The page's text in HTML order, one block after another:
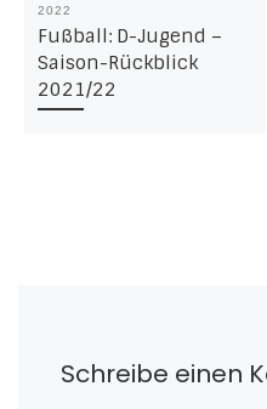
2022
Fußball: D-Jugend –
Saison-Rückblick
2021/22
Schreibe einen